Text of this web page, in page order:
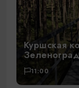
Куршская
11:00